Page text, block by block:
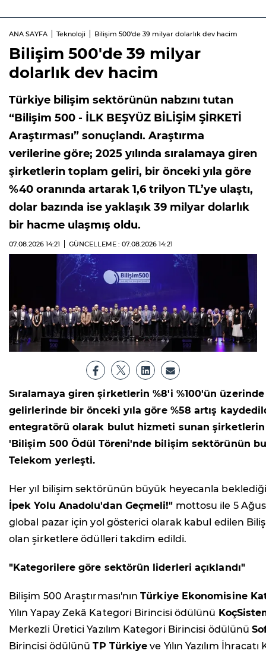
ANA SAYFA Teknoloji Bilişim 500'de 39 milyar dolarlık dev hacim
Bilişim 500'de 39 milyar
dolarlık dev hacim
Türkiye bilişim sektörünün nabzını tutan
“Bilişim 500 - İLK BEŞYÜZ BİLİŞİM ŞİRKETİ
Araştırması” sonuçlandı. Araştırma
verilerine göre; 2025 yılında sıralamaya giren
şirketlerin toplam geliri, bir önceki yıla göre
%40 oranında artarak 1,6 trilyon TL’ye ulaştı,
dolar bazında ise yaklaşık 39 milyar dolarlık
bir hacme ulaşmış oldu.
07.08.2026 14:21 GÜNCELLEME : 07.08.2026 14:21
Sıralamaya giren şirketlerin %8'i %100'ün
gelirlerinde bir önceki yıla göre %58 artış
entegratörü olarak bulut hizmeti sunan şirketlerin
'Bilişim 500 Ödül Töreni'nde bilişim sektörünün
Telekom yerleşti.
Her yıl bilişim sektörünün büyük heyecanla
İpek Yolu Anadolu'dan Geçmeli!" mottosu ile 5
global pazar için yol gösterici olarak kabul edilen
olan şirketlere ödülleri takdim edildi.
"Kategorilere göre sektörün liderleri açıklandı"
Bilişim 500 Araştırması'nınTürkiye Ekonomisine
Yılın Yapay Zekâ Kategori Birincisi ödülünü
Merkezli Üretici Yazılım Kategori Birincisi ödülünü
Birincisi ödülünüTP Türkiye ve Yılın Yazılım